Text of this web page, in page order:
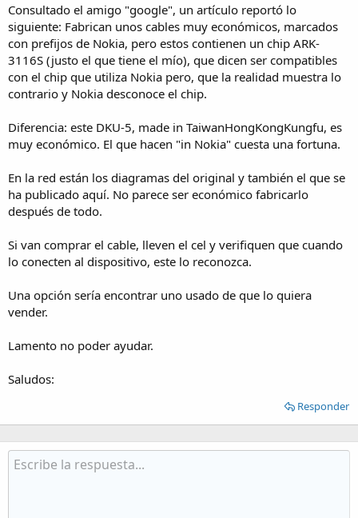
Consultado el amigo "google", un artículo reportó lo
siguiente: Fabrican unos cables muy económicos, marcados
con prefijos de Nokia, pero estos contienen un chip ARK-
3116S (justo el que tiene el mío), que dicen ser compatibles
con el chip que utiliza Nokia pero, que la realidad muestra lo
contrario y Nokia desconoce el chip.
Diferencia: este DKU-5, made in TaiwanHongKongKungfu, es
muy económico. El que hacen "in Nokia" cuesta una fortuna.
En la red están los diagramas del original y también el que se
ha publicado aquí. No parece ser económico fabricarlo
después de todo.
Si van comprar el cable, lleven el cel y verifiquen que cuando
lo conecten al dispositivo, este lo reconozca.
Una opción sería encontrar uno usado de que lo quiera
vender.
Lamento no poder ayudar.
Saludos:
Responder